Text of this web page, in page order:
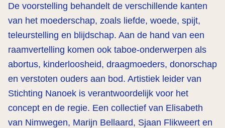
De voorstelling behandelt de verschillende kanten
van het moederschap, zoals liefde, woede, spijt,
teleurstelling en blijdschap. Aan de hand van een
raamvertelling komen ook taboe-onderwerpen als
abortus, kinderloosheid, draagmoeders, donorschap
en verstoten ouders aan bod. Artistiek leider van
Stichting Nanoek is verantwoordelijk voor het
concept en de regie. Een collectief van Elisabeth
van Nimwegen, Marijn Bellaard, Sjaan Flikweert en